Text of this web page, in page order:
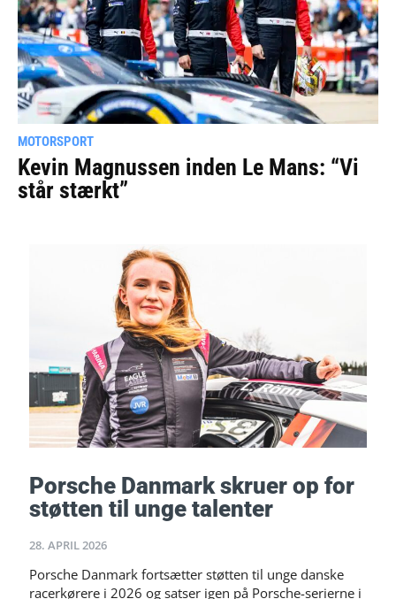
MOTORSPORT
Kevin Magnussen inden Le Mans: “Vi
står stærkt”
Porsche Danmark skruer op for
støtten til unge talenter
28. APRIL 2026
Porsche Danmark fortsætter støtten til unge danske
racerkørere i 2026 og satser igen på Porsche-serierne i